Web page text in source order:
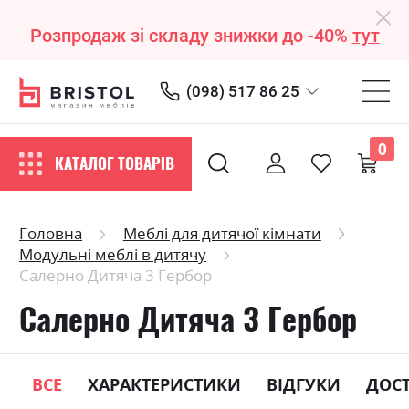
Розпродаж зі складу знижки до -40% тут
(098) 517 86 25
КАТАЛОГ ТОВАРІВ
0
Головна
Меблі для дитячої кімнати
Модульні меблі в дитячу
Салерно Дитяча 3 Гербор
Салерно Дитяча 3 Гербор
ВСЕ ХАРАКТЕРИСТИКИ ВІДГУКИ